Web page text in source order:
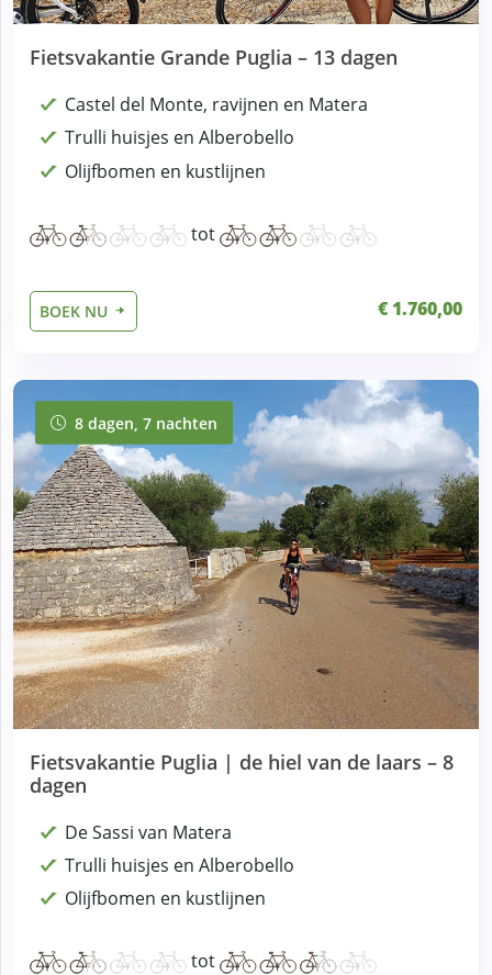
Fietsvakantie Grande Puglia – 13 dagen
Castel del Monte, ravijnen en Matera
Trulli huisjes en Alberobello
Olijfbomen en kustlijnen
tot
BOEK NU € 1.760,00
8 dagen, 7 nachten
8 dagen, 7 nachten
Fietsvakantie Puglia | de hiel van de laars – 8
dagen
De Sassi van Matera
Trulli huisjes en Alberobello
Olijfbomen en kustlijnen
tot